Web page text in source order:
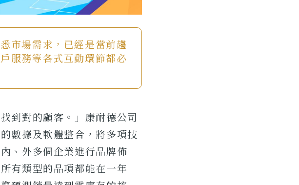
市場需求，已經是當前趨
服務等各式互動環節都必
到對的顧客。」康耐德公司
數據及軟體整合，將多項技
、外多個企業進行品牌佈
有類型的品項都能在一年